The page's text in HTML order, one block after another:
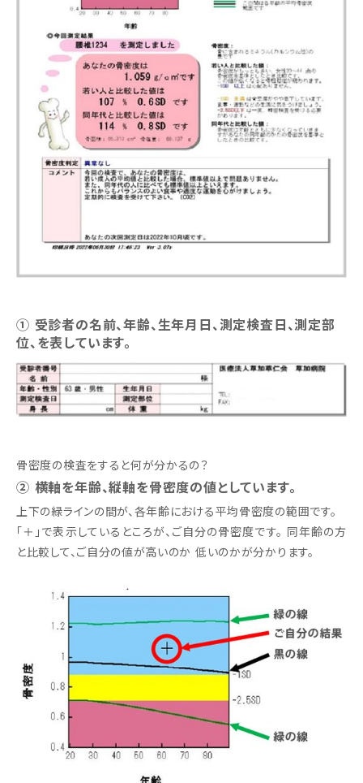
① 受診者の名前、年齢、生年月日、測定検査日、測定部
位、を表しています。
骨密度の検査をすると何が分かるの？
② 横軸を年齢、縦軸を骨密度の値としています。
上下の緑ラインの間が、各年齢における平均骨密度の範囲です。
「＋」で表示しているところが、ご自分の骨密度です。 同年齢の方
と比較して、ご自分の値が高いのか 低いのかが分かります。